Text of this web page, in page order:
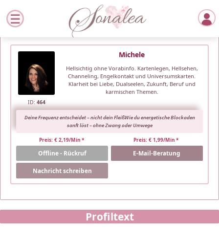
Michele
Offline - Rückruf
Preis: € 2,19/Min *
Offline - Chat
Preis: € 1,99/Min *
Nachricht schreiben
E-Mail-Beratung
Hellsichtig ohne Vorabinfo. Kartenlegen, Hellsehen,
Channeling, Engelkontakt und Universumskarten.
Klarheit bei Liebe, Dualseelen, Zukunft, Beruf und
karmischen Themen.
ID: 464
Deine Frequenz entscheidet – nicht dein FleißWie du energetische Blockaden
sanft löst – ohne Zwang oder Umwege
Profiltext